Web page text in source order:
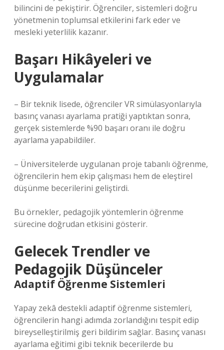
bilincini de pekiştirir. Öğrenciler, sistemleri doğru
yönetmenin toplumsal etkilerini fark eder ve
mesleki yeterlilik kazanır.
Başarı Hikâyeleri ve
Uygulamalar
– Bir teknik lisede, öğrenciler VR simülasyonlarıyla
basınç vanası ayarlama pratiği yaptıktan sonra,
gerçek sistemlerde %90 başarı oranı ile doğru
ayarlama yapabildiler.
– Üniversitelerde uygulanan proje tabanlı öğrenme,
öğrencilerin hem ekip çalışması hem de eleştirel
düşünme becerilerini geliştirdi.
Bu örnekler, pedagojik yöntemlerin öğrenme
sürecine doğrudan etkisini gösterir.
Gelecek Trendler ve
Pedagojik Düşünceler
Adaptif Öğrenme Sistemleri
Yapay zekâ destekli adaptif öğrenme sistemleri,
öğrencilerin hangi adımda zorlandığını tespit edip
bireyselleştirilmiş geri bildirim sağlar. Basınç vanası
ayarlama eğitimi gibi teknik becerilerde bu